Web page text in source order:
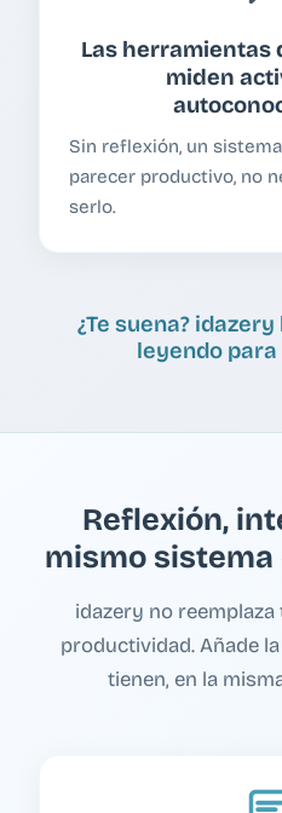
Las herramientas
miden
Sin reflexión, un
parecer productivo, no
serlo.
¿Te suena?
leyendo
Reflexión,
mismo
idazery no
productividad. Añade
tienen, en la